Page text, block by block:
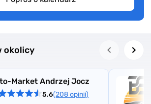
okolicy
Market Andrzej Jocz
5.6(208 opinii)